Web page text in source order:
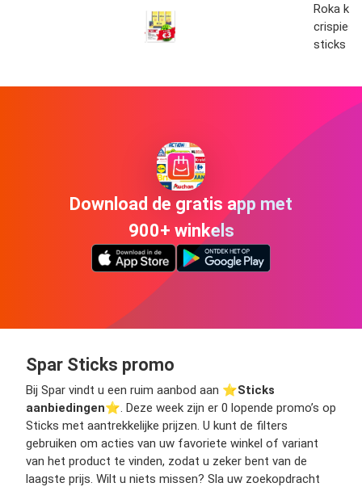
Roka
sticks
Download de gratis app met
900+ winkels
Spar Sticks promo
Bij Spar vindt u een ruim aanbod aan ⭐️Sticks
aanbiedingen⭐️. Deze week zijn er 0 lopende promo’s op
Sticks met aantrekkelijke prijzen. U kunt de filters
gebruiken om acties van uw favoriete winkel of variant
van het product te vinden, zodat u zeker bent van de
laagste prijs. Wilt u niets missen? Sla uw zoekopdracht